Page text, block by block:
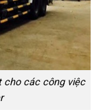
cho các công việc